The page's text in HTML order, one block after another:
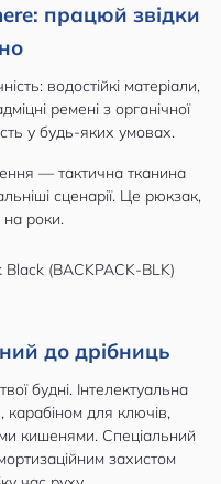
працюй звідки
водостійкі матеріали,
ремені з органічної
у будь-яких умовах.
— тактична тканина
сценарії. Це рюкзак,
на роки.
до дрібниць
будні. Інтелектуальна
карабіном для ключів,
кишенями. Спеціальний
захистом